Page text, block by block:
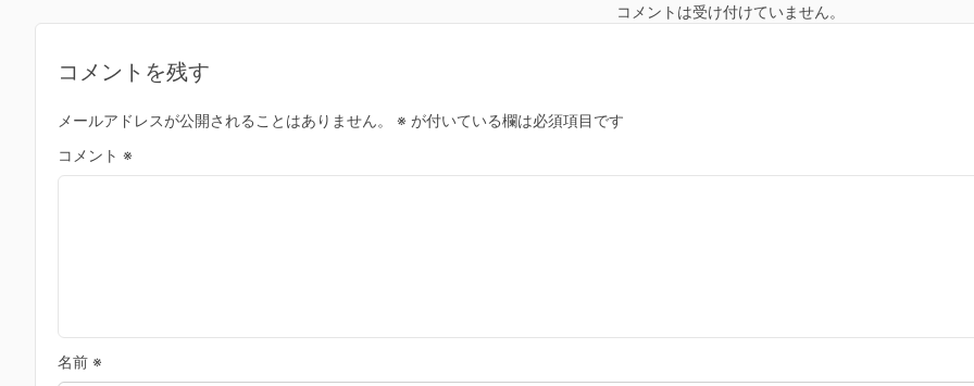
コメントは受け付けていません。
コメントを残す
メールアドレスが公開されることはありません。 ※ が付いている欄は必須項目です
コメント ※
名前 ※